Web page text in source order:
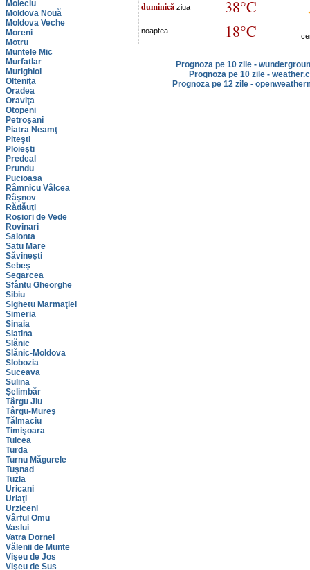
Moieciu
Moldova Nouă
Moldova Veche
Moreni
Motru
Muntele Mic
Murfatlar
Murighiol
Olteniţa
Oradea
Oraviţa
Otopeni
Petroşani
Piatra Neamţ
Piteşti
Ploieşti
Predeal
Prundu
Pucioasa
Râmnicu Vâlcea
Râşnov
Rădăuţi
Roşiori de Vede
Rovinari
Salonta
Satu Mare
Săvineşti
Sebeş
Segarcea
Sfântu Gheorghe
Sibiu
Sighetu Marmaţiei
Simeria
Sinaia
Slatina
Slănic
Slănic-Moldova
Slobozia
Suceava
Sulina
Şelimbăr
Târgu Jiu
Târgu-Mureş
Tălmaciu
Timişoara
Tulcea
Turda
Turnu Măgurele
Tuşnad
Tuzla
Uricani
Urlaţi
Urziceni
Vârful Omu
Vaslui
Vatra Dornei
Vălenii de Munte
Vişeu de Jos
Vişeu de Sus
duminică ziua 38°C
noaptea 18°C
Prognoza pe 10 zile -
Prognoza pe 10 zile -
Prognoza pe 12 zile -